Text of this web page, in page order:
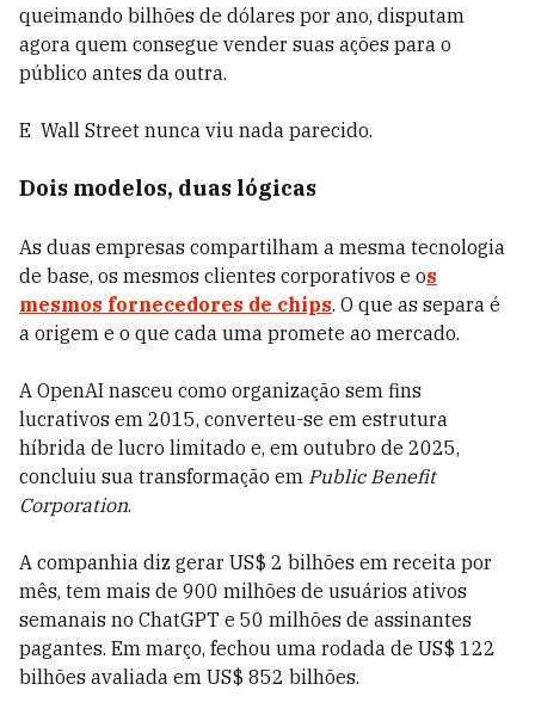
queimando bilhões de dólares por ano, disputam
agora quem consegue vender suas ações para o
público antes da outra.
E Wall Street nunca viu nada parecido.
Dois modelos, duas lógicas
As duas empresas compartilham a mesma tecnologia
de base, os mesmos clientes corporativos e os
mesmos fornecedores de chips. O que as separa é
a origem e o que cada uma promete ao mercado.
A OpenAI nasceu como organização sem fins
lucrativos em 2015, converteu-se em estrutura
híbrida de lucro limitado e, em outubro de 2025,
concluiu sua transformação em Public Benefit
Corporation.
A companhia diz gerar US$ 2 bilhões em receita por
mês, tem mais de 900 milhões de usuários ativos
semanais no ChatGPT e 50 milhões de assinantes
pagantes. Em março, fechou uma rodada de US$ 122
bilhões avaliada em US$ 852 bilhões.